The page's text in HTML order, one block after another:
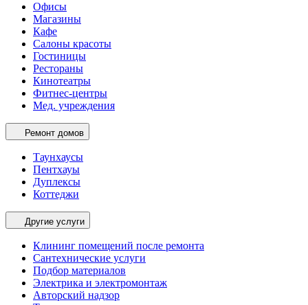
Офисы
Магазины
Кафе
Салоны красоты
Гостиницы
Рестораны
Кинотеатры
Фитнес-центры
Мед. учреждения
Ремонт домов
Таунхаусы
Пентхауы
Дуплексы
Коттеджи
Другие услуги
Клининг помещений после ремонта
Сантехнические услуги
Подбор материалов
Электрика и электромонтаж
Авторский надзор